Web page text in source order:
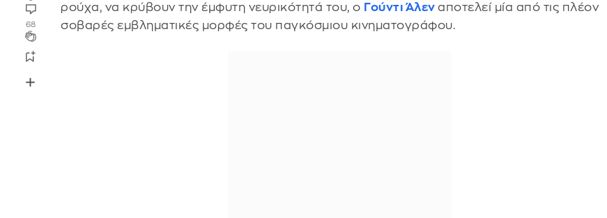
68
ρούχα, να κρύβουν την έμφυτη νευρικότητά του, ο Γούντι Άλεναποτελεί μία από τις πλέον
σοβαρές εμβληματικές μορφές του παγκόσμιου κινηματογράφου.